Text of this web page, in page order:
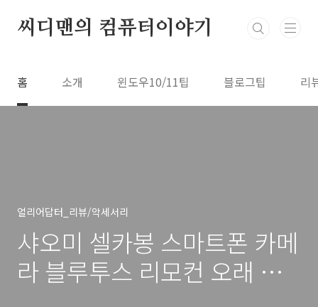
씨디맨의 컴퓨터이야기
홈 소개 윈도우10/11팁 블로그팁 리
얼리어답터_리뷰/악세서리
샤오미 셀카봉 스마트폰 카메
라 블루투스 리모컨 오래 써